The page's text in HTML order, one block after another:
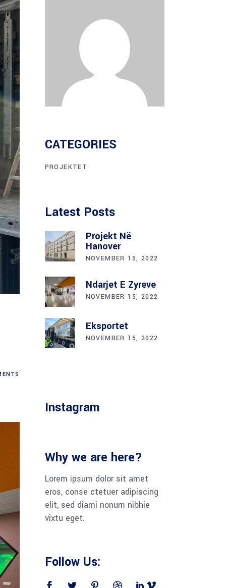
CATEGORIES
PROJEKTET
Latest Posts
Projekt Në
Hanover
NOVEMBER 15, 2022
Ndarjet E Zyreve
NOVEMBER 15, 2022
Eksportet
NOVEMBER 15, 2022
Instagram
Why we are here?
Lorem ipsum dolor sit amet
eros, conse ctetuer adipiscing
elit, sed diami nonum nibhie
vixtu eget.
Follow Us: